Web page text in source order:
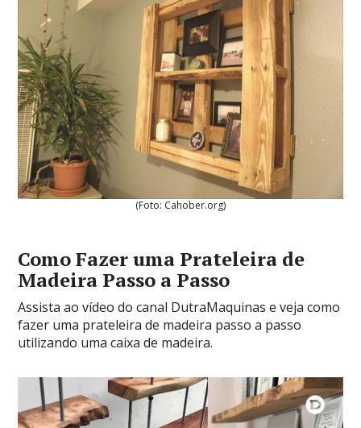
(Foto: Cahober.org)
Como Fazer uma Prateleira de
Madeira Passo a Passo
Assista ao vídeo do canal DutraMaquinas e veja como
fazer uma prateleira de madeira passo a passo
utilizando uma caixa de madeira.